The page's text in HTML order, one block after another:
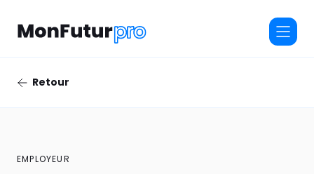
Retour
EMPLOYEUR